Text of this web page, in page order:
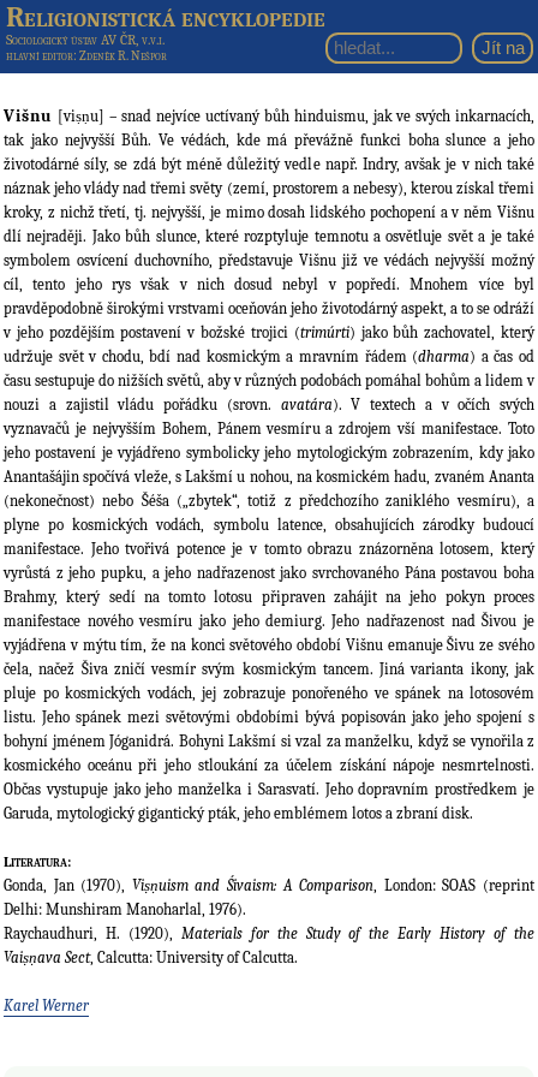
Religionistická encyklopedie
Sociologický ústav AV ČR, v.v.i.
hlavní editor: Zdeněk R. Nešpor
Višnu [viṣṇu] – snad nejvíce uctívaný bůh hinduismu, jak ve svých inkarnacích,
tak jako nejvyšší Bůh. Ve védách, kde má převážně funkci boha slunce a jeho
životodárné síly, se zdá být méně důležitý vedle např. Indry, avšak je v nich také
náznak jeho vlády nad třemi světy (zemí, prostorem a nebesy), kterou získal třemi
kroky, z nichž třetí, tj. nejvyšší, je mimo dosah lidského pochopení a v něm Višnu
dlí nejraději. Jako bůh slunce, které rozptyluje temnotu a osvětluje svět a je také
symbolem osvícení duchovního, představuje Višnu již ve védách nejvyšší možný
cíl, tento jeho rys však v nich dosud nebyl v popředí. Mnohem více byl
pravděpodobně širokými vrstvami oceňován jeho životodárný aspekt, a to se odráží
v jeho pozdějším postavení v božské trojici (trimúrti) jako bůh zachovatel, který
udržuje svět v chodu, bdí nad kosmickým a mravním řádem (dharma) a čas od
času sestupuje do nižších světů, aby v různých podobách pomáhal bohům a lidem v
nouzi a zajistil vládu pořádku (srovn. avatára). V textech a v očích svých
vyznavačů je nejvyšším Bohem, Pánem vesmíru a zdrojem vší manifestace. Toto
jeho postavení je vyjádřeno symbolicky jeho mytologickým zobrazením, kdy jako
Anantašájin spočívá vleže, s Lakšmí u nohou, na kosmickém hadu, zvaném Ananta
(nekonečnost) nebo Šéša („zbytek“, totiž z předchozího zaniklého vesmíru), a
plyne po kosmických vodách, symbolu latence, obsahujících zárodky budoucí
manifestace. Jeho tvořivá potence je v tomto obrazu znázorněna lotosem, který
vyrůstá z jeho pupku, a jeho nadřazenost jako svrchovaného Pána postavou boha
Brahmy, který sedí na tomto lotosu připraven zahájit na jeho pokyn proces
manifestace nového vesmíru jako jeho demiurg. Jeho nadřazenost nad Šivou je
vyjádřena v mýtu tím, že na konci světového období Višnu emanuje Šivu ze svého
čela, načež Šiva zničí vesmír svým kosmickým tancem. Jiná varianta ikony, jak
pluje po kosmických vodách, jej zobrazuje ponořeného ve spánek na lotosovém
listu. Jeho spánek mezi světovými obdobími bývá popisován jako jeho spojení s
bohyní jménem Jóganidrá. Bohyni Lakšmí si vzal za manželku, když se vynořila z
kosmického oceánu při jeho stloukání za účelem získání nápoje nesmrtelnosti.
Občas vystupuje jako jeho manželka i Sarasvatí. Jeho dopravním prostředkem je
Garuda, mytologický gigantický pták, jeho emblémem lotos a zbraní disk.
Literatura:
Gonda, Jan (1970), Viṣṇuism and Śivaism: A Comparison, London: SOAS (reprint
Delhi: Munshiram Manoharlal, 1976).
Raychaudhuri, H. (1920), Materials for the Study of the Early History of the
Vaiṣṇava Sect, Calcutta: University of Calcutta.
Karel Werner